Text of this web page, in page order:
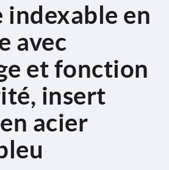
en
avec
et fonction
insert
acier